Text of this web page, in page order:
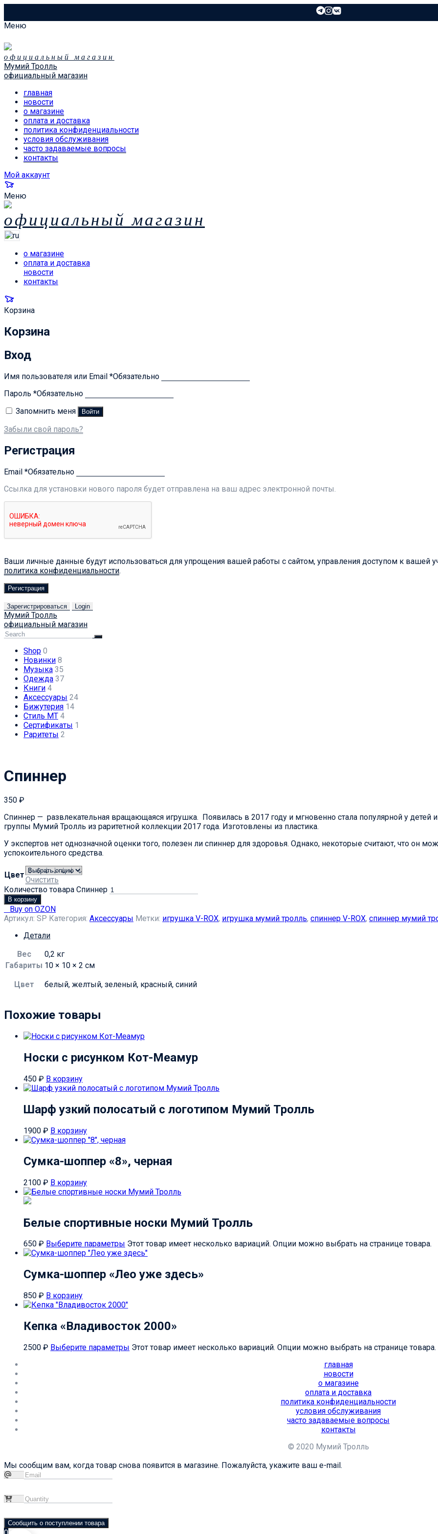
Меню
официальный магазин
Мумий Тролль
официальный магазин
главная
новости
о магазине
оплата и доставка
политика конфиденциальности
условия обслуживания
часто задаваемые вопросы
контакты
Мой аккаунт
Меню
официальный магазин
о магазине
оплата и доставка
новости
контакты
Корзина
Корзина
Вход
Имя пользователя или Email *Обязательно
Пароль *Обязательно
Запомнить меня
Войти
Забыли свой пароль?
Регистрация
Email *Обязательно
Ссылка для установки нового пароля будет отправлена ​​на ваш адрес электронной почты.
Ваши личные данные будут использоваться для упрощения вашей работы с сайтом, управления доступом к вашей
политика конфиденциальности.
Регистрация
Зарегистрироваться Login
Мумий Тролль
официальный магазин
Shop 0
Новинки 8
Музыка 35
Одежда 37
Книги 4
Аксессуары 24
Бижутерия 14
Стиль МТ 4
Сертификаты 1
Раритеты 2
Спиннер
350 ₽
Спиннер — развлекательная вращающаяся игрушка. Появилась в 2017 году и мгновенно стала популярной у
группы Мумий Тролль из раритетной коллекции 2017 года. Изготовлены из пластика.
У экспертов нет однозначной оценки того, полезен ли спиннер для здоровья. Однако, некоторые считают, что он
успокоительного средства.
Цвет
Очистить
Количество товара Спиннер
В корзину
Buy on OZON
Артикул: SP Категория: Аксессуары Метки: игрушка V-ROX, игрушка мумий тролль, спиннер V-ROX, спиннер мумий
Детали
Вес
0,2 кг
Габариты 10 × 10 × 2 см
Цвет белый, желтый, зеленый, красный, синий
Похожие товары
Носки с рисунком Кот-Меамур
450 ₽ В корзину
Шарф узкий полосатый с логотипом Мумий Тролль
1900 ₽ В корзину
Сумка-шоппер «8», черная
2100 ₽ В корзину
Белые спортивные носки Мумий Тролль
650 ₽ Выберите параметры Этот товар имеет несколько вариаций. Опции можно выбрать на странице товара.
Сумка-шоппер «Лео уже здесь»
850 ₽ В корзину
Кепка «Владивосток 2000»
2500 ₽ Выберите параметры Этот товар имеет несколько вариаций. Опции можно выбрать на странице товара.
главная
новости
о магазине
оплата и доставка
политика конфиденциальности
условия обслуживания
часто задаваемые вопросы
контакты
© 2020 Мумий Тролль
Мы сообщим вам, когда товар снова появится в магазине. Пожалуйста, укажите ваш e-mail.
Сообщить о поступлении товара